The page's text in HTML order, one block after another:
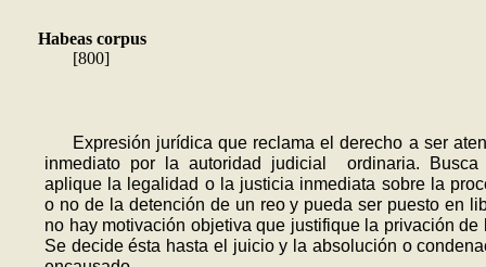
Habeas corpus
[800]
Expresión jurídica que reclama el derecho a ser
inmediato por la autoridad judicial ordinaria.
aplique la legali­dad o la justicia inmediata sobre la
o no de la detención de un reo y pue­da ser puesto en
no hay moti­vación objetiva que justifique la privación de
Se decide ésta hasta el juicio y la absolución o